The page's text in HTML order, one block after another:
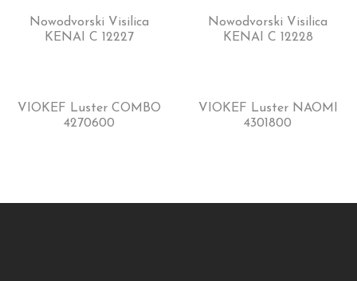
Nowodvorski Visilica
KENAI C 12227
Nowodvorski Visilica
KENAI C 12228
VIOKEF Luster COMBO
4270600
VIOKEF Luster NAOMI
4301800